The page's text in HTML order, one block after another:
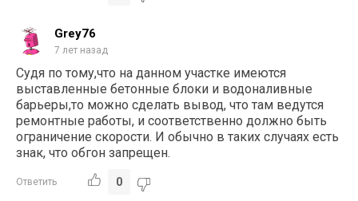
Grey76
7 лет назад
Судя по тому,что на данном участке имеются
выставленные бетонные блоки и водоналивные
барьеры,то можно сделать вывод, что там ведутся
ремонтные работы, и соответственно должно быть
ограничение скорости. И обычно в таких случаях есть
знак, что обгон запрещен.
Ответить 0